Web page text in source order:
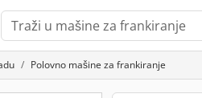
Polovno mašine za frankiranje